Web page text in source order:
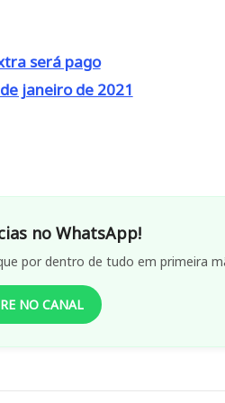
será pago
janeiro de 2021
no WhatsApp!
por dentro de tudo em primeira
NO CANAL